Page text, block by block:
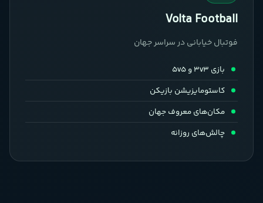
Volta Football
فوتبال خیابانی در سراسر جهان
بازی 3v3 و 5v5
کاستومایزیشن بازیکن
مکان‌های معروف جهان
چالش‌های روزانه